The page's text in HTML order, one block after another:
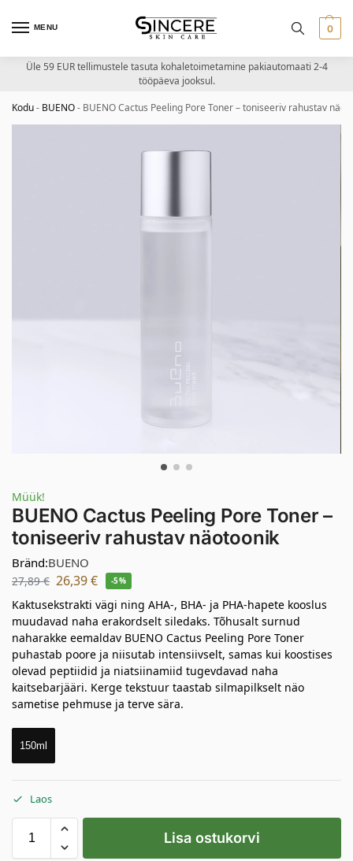
MENU 0
Üle 59 EUR tellimustele tasuta kohaletoimetamine pakiautomaati 2-4
tööpäeva jooksul.
Kodu- BUENO- BUENO Cactus Peeling Pore Toner – toniseeriv rahustav
Müük!
BUENO Cactus Peeling Pore Toner –
toniseeriv rahustav näotoonik
Bränd:BUENO
27,89€ 26,39€ -5%
Kaktusekstrakti vägi ning AHA-, BHA- ja PHA-hapete kooslus
muudavad naha erakordselt siledaks. Tõhusalt surnud
naharakke eemaldav BUENO Cactus Peeling Pore Toner
puhastab poore ja niisutab intensiivselt, samas kui koostises
olevad peptiidid ja niatsiinamiid tugevdavad naha
kaitsebarjääri. Kerge tekstuur taastab silmapilkselt näo
sametise pehmuse ja terve sära.
150ml
Laos
Lisa ostukorvi